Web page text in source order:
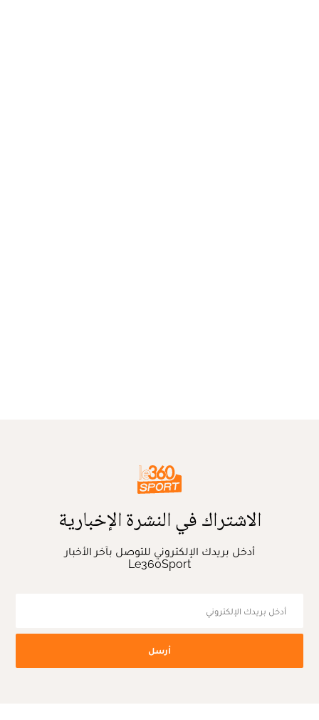
الاشتراك في النشرة الإخبارية
أدخل بريدك الإلكتروني للتوصل بآخر الأخبار
Le360Sport
أرسل